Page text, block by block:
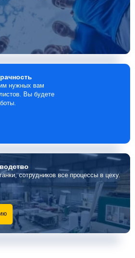
нужных вам
Вы будете
сотрудников все процессы в цеху.